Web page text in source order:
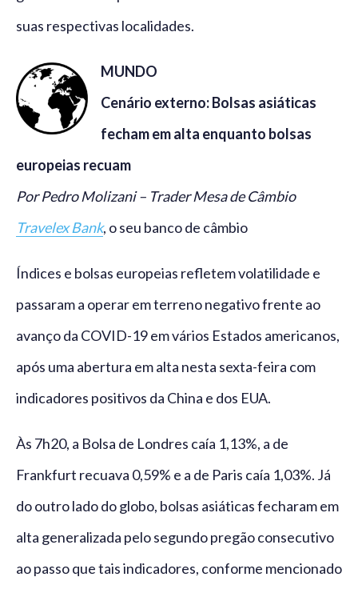
suas respectivas localidades.
MUNDO
Cenário externo: Bolsas asiáticas
fecham em alta enquanto bolsas
europeias recuam
Por Pedro Molizani – Trader Mesa de Câmbio
Travelex Bank, o seu banco de câmbio
Índices e bolsas europeias refletem volatilidade e
passaram a operar em terreno negativo frente ao
avanço da COVID-19 em vários Estados americanos,
após uma abertura em alta nesta sexta-feira com
indicadores positivos da China e dos EUA.
Às 7h20, a Bolsa de Londres caía 1,13%, a de
Frankfurt recuava 0,59% e a de Paris caía 1,03%. Já
do outro lado do globo, bolsas asiáticas fecharam em
alta generalizada pelo segundo pregão consecutivo
ao passo que tais indicadores, conforme mencionado